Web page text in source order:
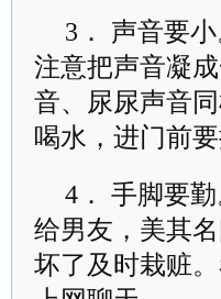
3． 声音要
注意把声音凝
音、尿尿声音
喝水，进门前要
4． 手脚要
给男友，美其
坏了及时栽赃